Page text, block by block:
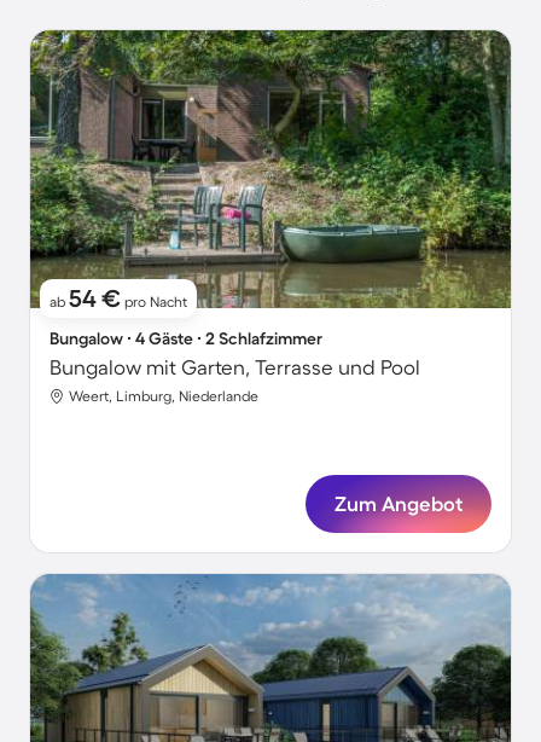
ab 54 € pro Nacht
Bungalow ∙ 4 Gäste ∙ 2 Schlafzimmer
Bungalow mit Garten, Terrasse und Pool
Weert, Limburg, Niederlande
Zum Angebot